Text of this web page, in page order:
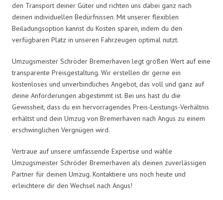
den Transport deiner Güter und richten uns dabei ganz nach
deinen individuellen Bedürfnissen. Mit unserer flexiblen
Beiladungsoption kannst du Kosten sparen, indem du den
verfügbaren Platz in unseren Fahrzeugen optimal nutzt.
Umzugsmeister Schröder Bremerhaven legt großen Wert auf eine
transparente Preisgestaltung. Wir erstellen dir gerne ein
kostenloses und unverbindliches Angebot, das voll und ganz auf
deine Anforderungen abgestimmt ist. Bei uns hast du die
Gewissheit, dass du ein hervorragendes Preis-Leistungs-Verhältnis
erhältst und dein Umzug von Bremerhaven nach Angus zu einem
erschwinglichen Vergnügen wird.
Vertraue auf unsere umfassende Expertise und wähle
Umzugsmeister Schröder Bremerhaven als deinen zuverlässigen
Partner für deinen Umzug. Kontaktiere uns noch heute und
erleichtere dir den Wechsel nach Angus!